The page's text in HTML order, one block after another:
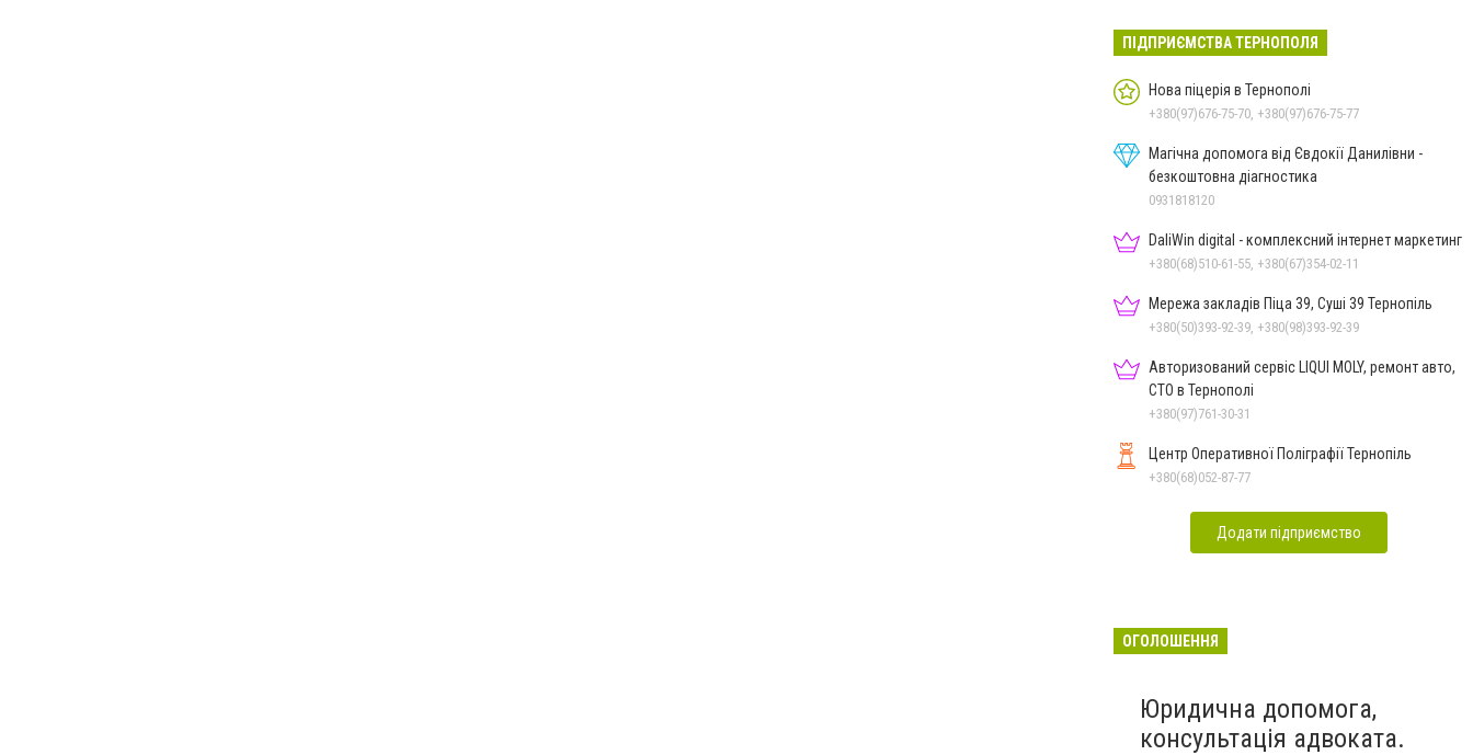
ПІДПРИЄМСТВА ТЕРНОПОЛЯ
Нова піцерія в Тернополі
+380(97)676-75-70, +380(97)676-75-77
Магічна допомога від Євдокії Данилівни -
безкоштовна діагностика
0931818120
DaliWin digital - комплексний інтернет маркетинг
+380(68)510-61-55, +380(67)354-02-11
Мережа закладів Піца 39, Суші 39 Тернопіль
+380(50)393-92-39, +380(98)393-92-39
Авторизований сервіс LIQUI MOLY, ремонт авто,
СТО в Тернополі
+380(97)761-30-31
Центр Оперативної Поліграфії Тернопіль
+380(68)052-87-77
Додати підприємство
ОГОЛОШЕННЯ
Юридична допомога,
консультація адвоката.